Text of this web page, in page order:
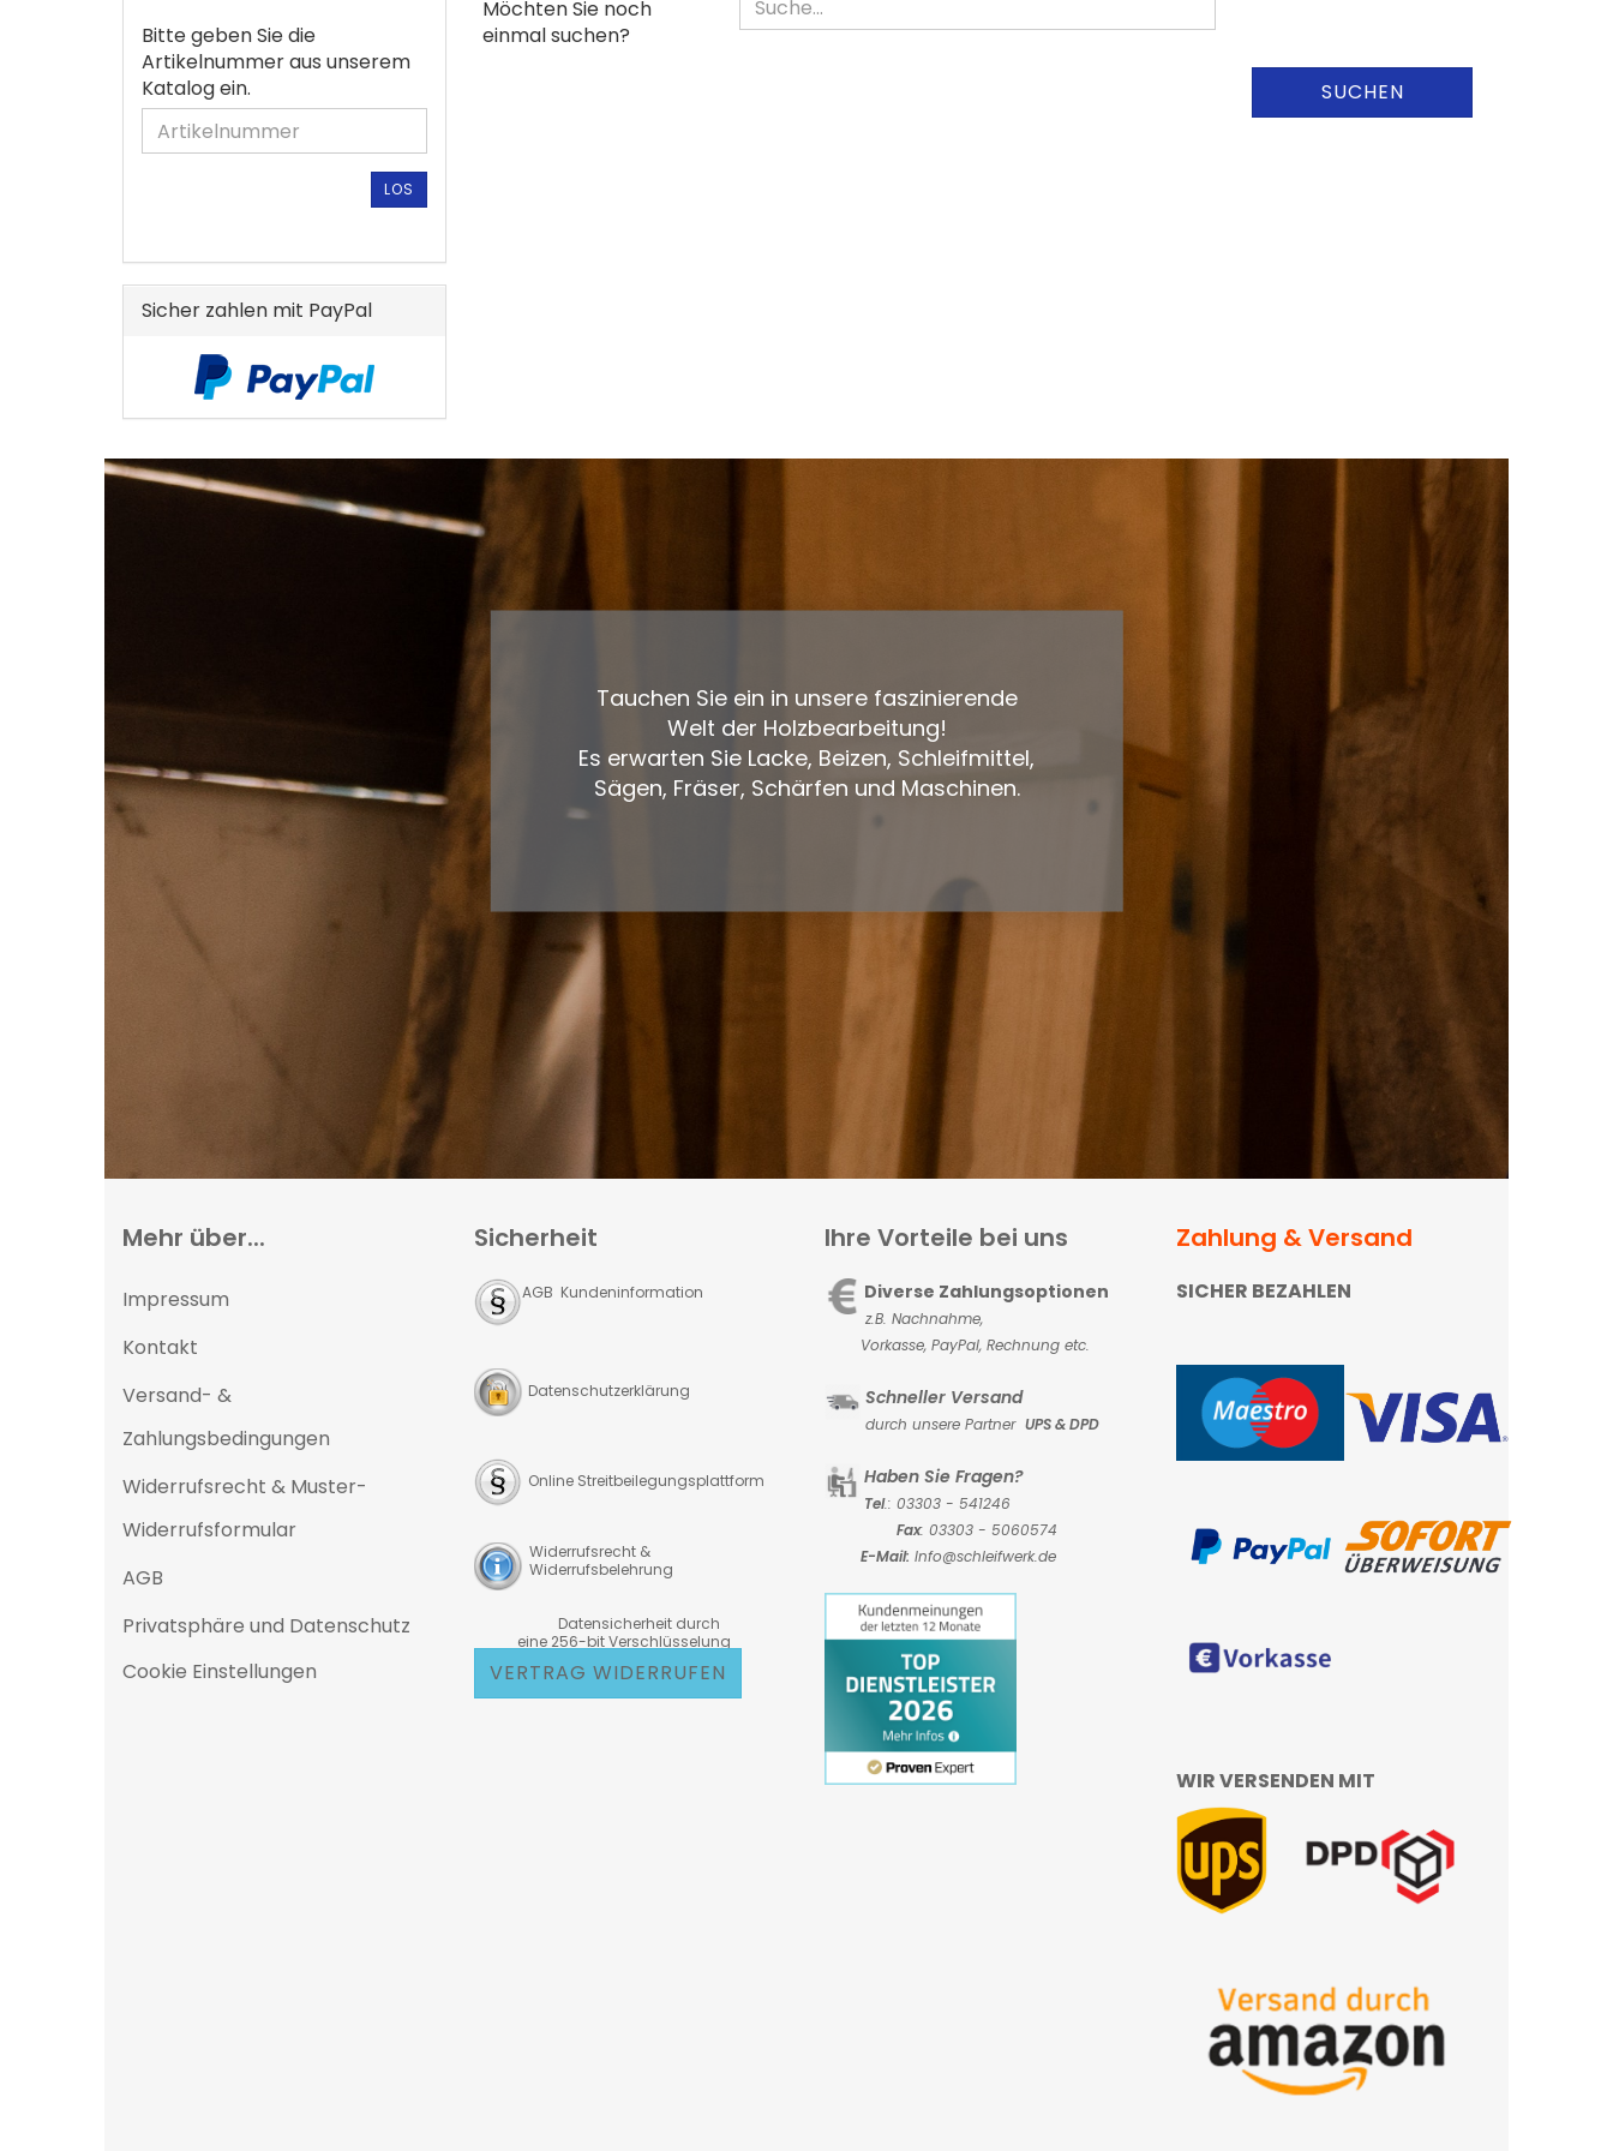
SIE
NOCH
Möchten Sie noch
einmal suchen?
SUCHEN
BITTE
GEBEN
SIE
DIE
ARTIKELNUMMER
Bitte geben Sie die
Artikelnummer aus unserem
Katalog ein.
LOS
Sicher zahlen mit PayPal
Tauchen Sie ein in unsere faszinierende
Welt der Holzbearbeitung!
Es erwarten Sie Lacke, Beizen, Schleifmittel,
Sägen, Fräser, Schärfen und Maschinen.
Mehr über...
Impressum
Kontakt
Versand- &
Zahlungsbedingungen
Widerrufsrecht & Muster-
Widerrufsformular
AGB
Privatsphäre und Datenschutz
Cookie Einstellungen
Sicherheit
AGB Kundeninformation
Datenschutzerklärung
Online Streitbeilegungsplattform
Widerrufsrecht &
Widerrufsbelehrung
Datensicherheit durch
eine 256-bit Verschlüsselung
VERTRAG WIDERRUFEN
Ihre Vorteile bei uns
Diverse Zahlungsoptionen
z.B. Nachnahme,
Vorkasse, PayPal, Rechnung etc.
Schneller Versand
durch unsere Partner UPS & DPD
Haben Sie Fragen?
Tel.: 03303 - 541246
Fax: 03303 - 5060574
E-Mail: Info@schleifwerk.de
Zahlung & Versand
SICHER BEZAHLEN
WIR VERSENDEN MIT